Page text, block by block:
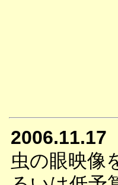
2006.11.17
虫の眼映像